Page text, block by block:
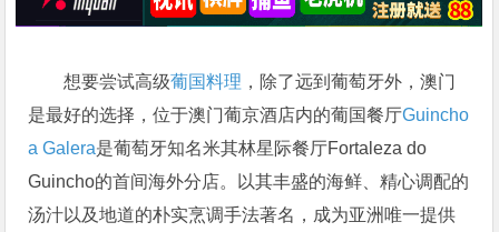
想要尝试高级葡国料理 ，除了远到葡萄牙外，澳门
是最好的选择，位于澳门葡京酒店内的葡国餐厅Guincho
a Galera是葡萄牙知名米其林星际餐厅Fortaleza do
Guincho的首间海外分店。以其丰盛的海鲜、精心调配的
汤汁以及地道的朴实烹调手法著名，成为亚洲唯一提供